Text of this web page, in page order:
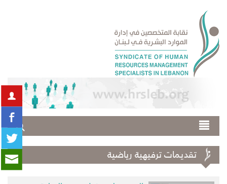
تقديمات ترفيهية رياضية